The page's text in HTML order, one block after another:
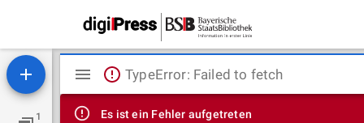
1
Mirador
Viewer
TypeError: Failed to fetch
Es ist ein Fehler aufgetreten